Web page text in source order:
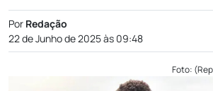
Por Redação
22 de Junho de 2025 às 09:48
Foto: